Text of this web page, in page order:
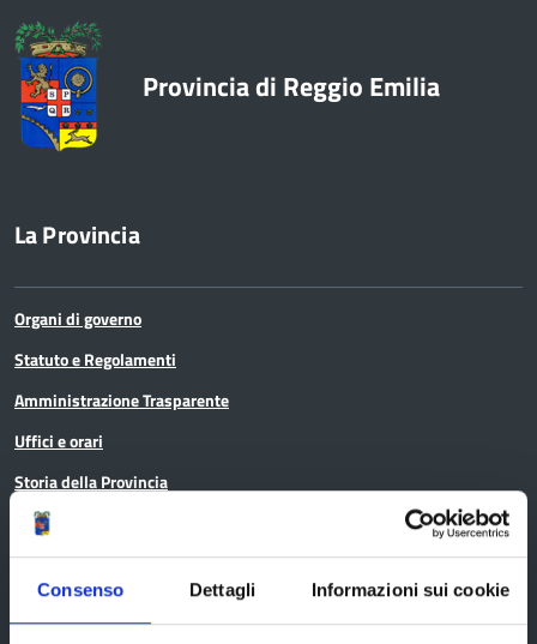
Consenso Dettagli Informazioni sui cookie
Provincia di Reggio Emilia
La Provincia
Organi di governo
Statuto e Regolamenti
Amministrazione Trasparente
Uffici e orari
Storia della Provincia
Edifici e Parchi
Elezioni